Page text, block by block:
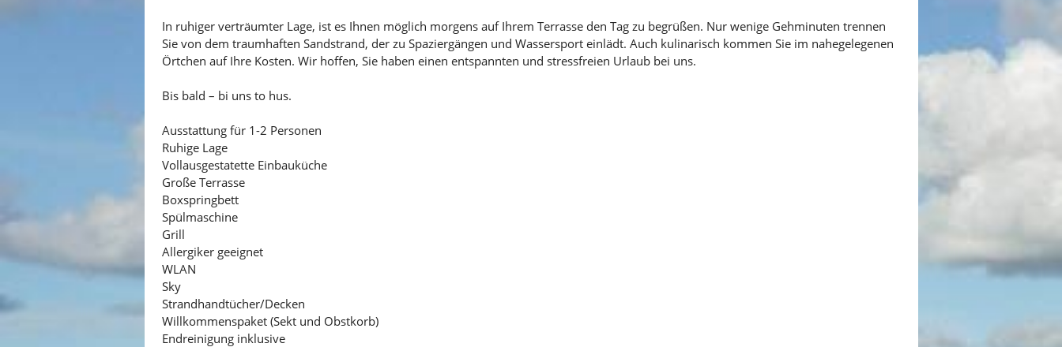
In ruhiger verträumter Lage, ist es Ihnen möglich morgens auf Ihrem Terrasse den Tag zu begrüßen. Nur wenige Gehminuten trennen
Sie von dem traumhaften Sandstrand, der zu Spaziergängen und Wassersport einlädt. Auch kulinarisch kommen Sie im nahegelegenen
Örtchen auf Ihre Kosten. Wir hoffen, Sie haben einen entspannten und stressfreien Urlaub bei uns.
Bis bald – bi uns to hus.
Ausstattung für 1-2 Personen
Ruhige Lage
Vollausgestatette Einbauküche
Große Terrasse
Boxspringbett
Spülmaschine
Grill
Allergiker geeignet
WLAN
Sky
Strandhandtücher/Decken
Willkommenspaket (Sekt und Obstkorb)
Endreinigung inklusive